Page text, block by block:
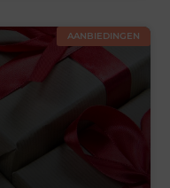
AANBIEDINGEN